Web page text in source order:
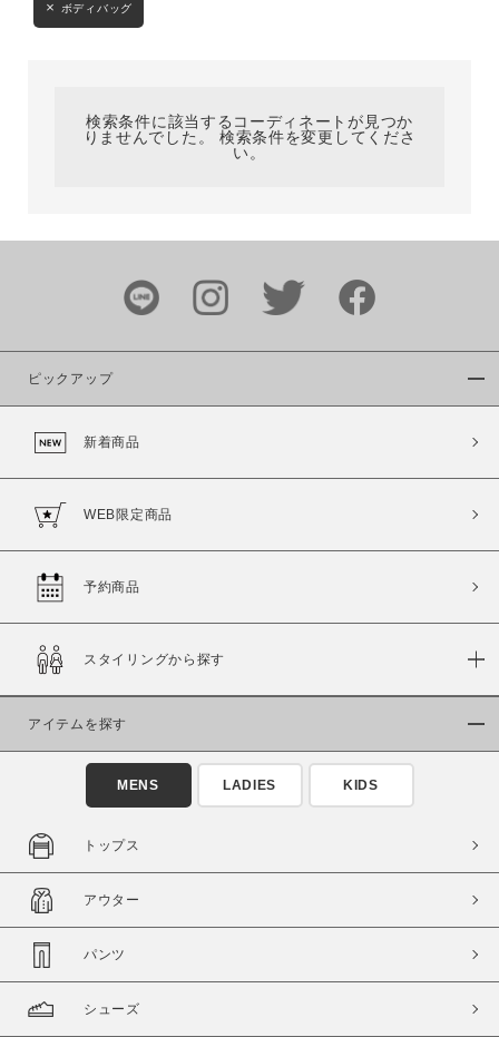
ブランド
カラー
商品タイプ
通常商品
セール価格 WEB限定
在庫
在庫あり
ボディバッグ
検索条件に該当するコーディネートが見つか
りませんでした。 検索条件を変更してくださ
い。
ピックアップ
新着商品
WEB限定商品
予約商品
スタイリングから探す
アイテムを探す
MENS LADIES KIDS
トップス
アウター
パンツ
シューズ